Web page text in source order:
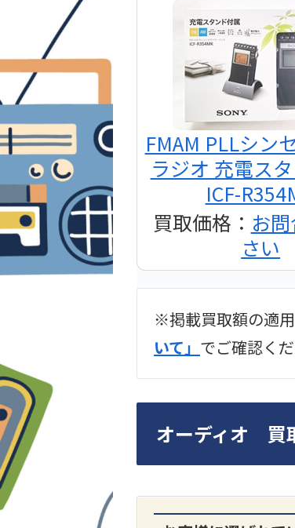
FMAM PLLシン
ラジオ 充電ス
ICF-
買取価格： お
さい
2024年12月更新
LUXKIT
A3300 真空管
※掲載買取額の適
いて」 でご確認くだ
オーディオ 買